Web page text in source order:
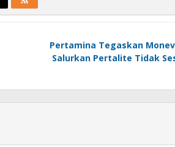
Pertamina Tegaskan Monev
Salurkan Pertalite Tidak